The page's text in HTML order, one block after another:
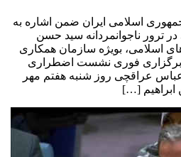
اسلامی ایران ضمن اشاره به
ترور ناجوانمردانه سید حسن
اسلامی، بویژه سازمان همکاری
برگزاری فوری نشست اضطراری
عراقچی روز شنبه هفتم مهر